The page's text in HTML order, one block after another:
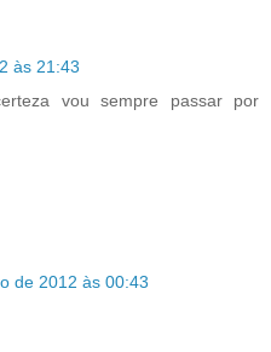
às 21:43
vou sempre passar por
de 2012 às 00:43